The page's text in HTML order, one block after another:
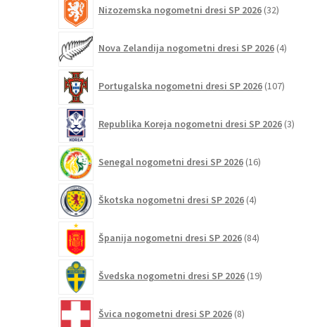
Nizozemska nogometni dresi SP 2026 32izdelkov
Nova Zelandija nogometni dresi SP 2026 4izdelki
Portugalska nogometni dresi SP 2026 107
Republika Koreja nogometni dresi SP 2026 3
Senegal nogometni dresi SP 2026 16izdelkov
Škotska nogometni dresi SP 2026 4izdelki
Španija nogometni dresi SP 2026 84izdelkov
Švedska nogometni dresi SP 2026 19izdelkov
Švica nogometni dresi SP 2026 8izdelkov